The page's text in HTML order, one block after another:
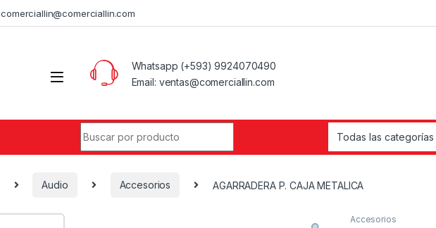
comerciallin@comerciallin.com
Whatsapp (+593) 9924070490
Email: ventas@comerciallin.com
Audio Accesorios AGARRADERA P. CAJA METALICA
Accesorios